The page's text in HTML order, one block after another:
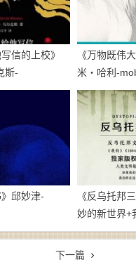
信的上校》
斯-
《万物既伟
米・哈利-
》邱妙津-
《反乌托邦
妙的新世界+
下一篇